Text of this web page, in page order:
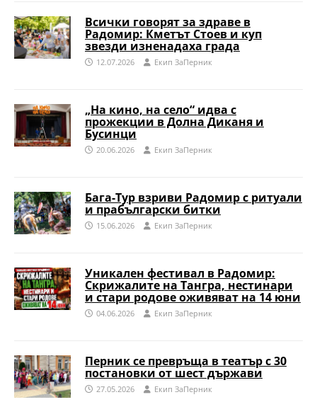
Всички говорят за здраве в
Радомир: Кметът Стоев и куп
звезди изненадаха града
12.07.2026 Eкип ЗаПерник
„На кино, на село“ идва с
прожекции в Долна Диканя и
Бусинци
20.06.2026 Eкип ЗаПерник
Бага-Тур взриви Радомир с ритуали
и прабългарски битки
15.06.2026 Eкип ЗаПерник
Уникален фестивал в Радомир:
Скрижалите на Тангра, нестинари
и стари родове оживяват на 14 юни
04.06.2026 Eкип ЗаПерник
Перник се превръща в театър с 30
постановки от шест държави
27.05.2026 Eкип ЗаПерник